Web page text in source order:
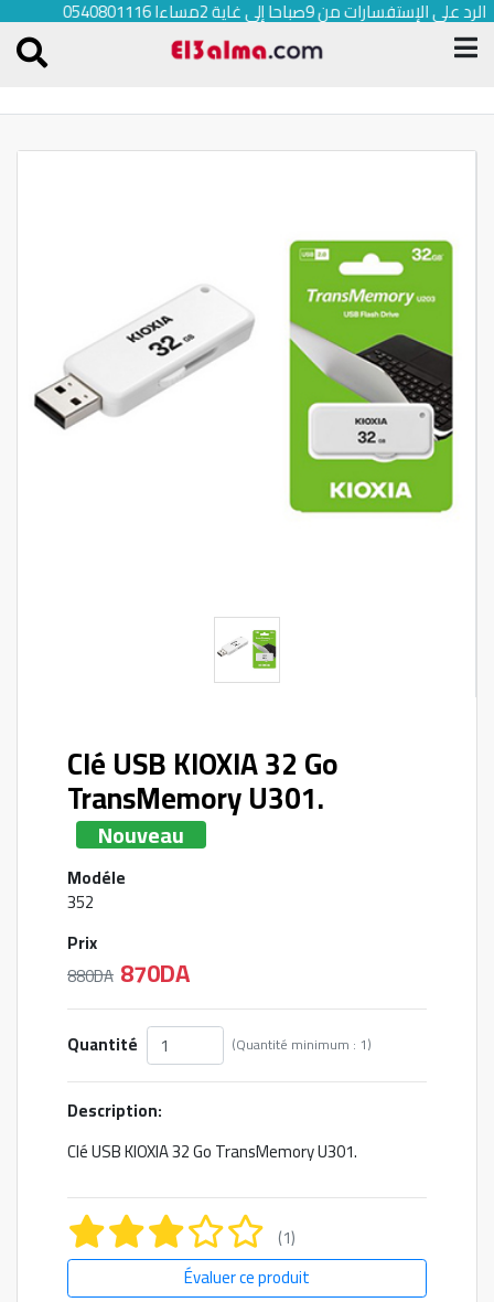
الرد على الإستفسارات من 9صباحا إلى غاية 2مساءا 0540801116
Clé USB KIOXIA 32 Go
TransMemory U301.
Nouveau
Modéle
352
Prix
880DA 870DA
Quantité (Quantité minimum : 1)
Description:
Clé USB KIOXIA 32 Go TransMemory U301.
(1)
Évaluer ce produit